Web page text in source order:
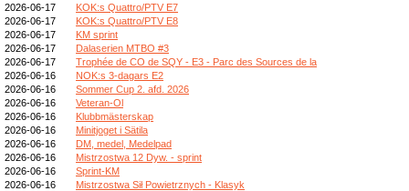
2026-06-17
KOK:s Quattro/PTV E7
2026-06-17
KOK:s Quattro/PTV E8
2026-06-17
KM sprint
2026-06-17
Dalaserien MTBO #3
2026-06-17
Trophée de CO de SQY - E3 - Parc des Sources de la
2026-06-16
NOK:s 3-dagars E2
2026-06-16
Sommer Cup 2. afd. 2026
2026-06-16
Veteran-Ol
2026-06-16
Klubbmästerskap
2026-06-16
Minitjoget i Sätila
2026-06-16
DM, medel, Medelpad
2026-06-16
Mistrzostwa 12 Dyw. - sprint
2026-06-16
Sprint-KM
2026-06-16
Mistrzostwa Sił Powietrznych - Klasyk